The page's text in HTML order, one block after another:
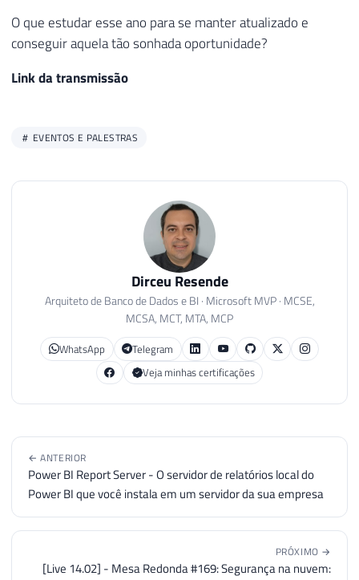
O que estudar esse ano para se manter atualizado e
conseguir aquela tão sonhada oportunidade?
Link da transmissão
EVENTOS E PALESTRAS
Dirceu Resende
Arquiteto de Banco de Dados e BI · Microsoft MVP · MCSE,
MCSA, MCT, MTA, MCP
WhatsApp
Telegram
Veja minhas certificações
← ANTERIOR
Power BI Report Server - O servidor de relatórios local do
Power BI que você instala em um servidor da sua empresa
PRÓXIMO →
[Live 14.02] - Mesa Redonda #169: Segurança na nuvem: